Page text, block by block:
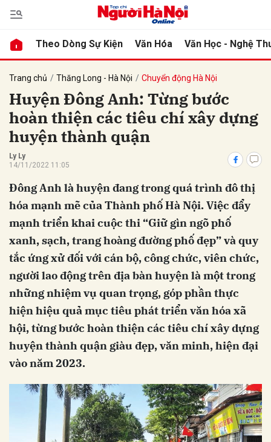
Theo Dòng Sự Kiện Văn Hóa Văn Học - Nghệ
Trang chủ Thăng Long - Hà Nội Chuyển động Hà Nội
Huyện Đông Anh: Từng bước
hoàn thiện các tiêu chí xây dựng
huyện thành quận
Ly Ly
14/11/2022 11:05
Đông Anh là huyện đang trong quá trình đô thị
hóa mạnh mẽ của Thành phố Hà Nội. Việc đẩy
mạnh triển khai cuộc thi “Giữ gìn ngõ phố
xanh, sạch, trang hoàng đường phố đẹp” và quy
tắc ứng xử đối với cán bộ, công chức, viên chức,
người lao động trên địa bàn huyện là một trong
những nhiệm vụ quan trọng, góp phần thực
hiện hiệu quả mục tiêu phát triển văn hóa xã
hội, từng bước hoàn thiện các tiêu chí xây dựng
huyện thành quận giàu đẹp, văn minh, hiện đại
vào năm 2023.
luận
Hủy